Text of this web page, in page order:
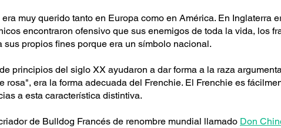
muy querido tanto en Europa como en América. En Inglaterra
encontraron ofensivo que sus enemigos de toda la vida, los
propios fines porque era un símbolo nacional.
principios del siglo XX ayudaron a dar forma a la raza
rosa", era la forma adecuada del Frenchie. El Frenchie es
a esta característica distintiva.
de Bulldog Francés de renombre mundial llamado Don